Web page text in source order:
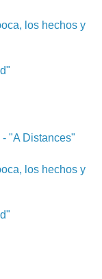
los hechos y
"A Distances"
los hechos y